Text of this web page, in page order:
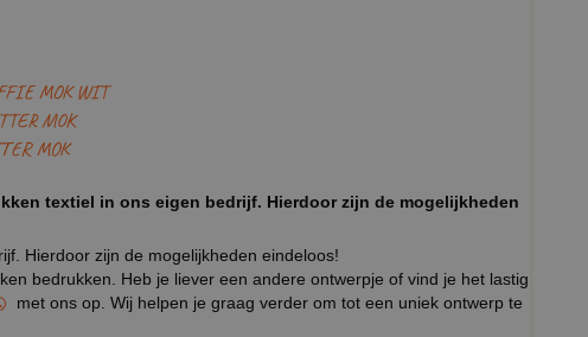
MOK WIT
MOK
MOK
textiel in ons eigen bedrijf. Hierdoor zijn de mogelijkheden
Hierdoor zijn de mogelijkheden eindeloos!
bedrukken. Heb je liever een andere ontwerpje of vind je het lastig
met ons op. Wij helpen je graag verder om tot een uniek ontwerp te